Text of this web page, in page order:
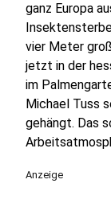
ganz Europa
vier Meter
jetzt in der
im
Michael Tuss
gehängt. Das
Anzeige